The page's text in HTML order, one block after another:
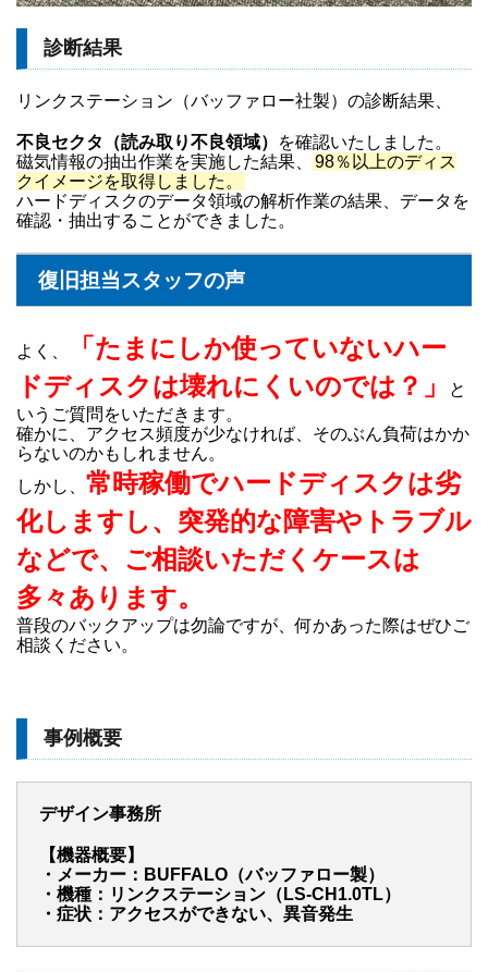
診断結果
リンクステーション（バッファロー社製）の診断結果、
不良セクタ（読み取り不良領域）
を確認いたしました。
磁気情報の抽出作業を実施した結果、
98％以上のディス
クイメージを取得しました。
ハードディスクのデータ領域の解析作業の結果、データを
確認・抽出することができました。
復旧担当スタッフの声
よく、
「たまにしか使っていないハー
ドディスクは壊れにくいのでは？」
と
いうご質問をいただきます。
確かに、アクセス頻度が少なければ、そのぶん負荷はかか
らないのかもしれません。
しかし、 常時稼働でハードディスクは劣
化しますし、突発的な障害やトラブル
などで、ご相談いただくケースは
多々あります。
普段のバックアップは勿論ですが、何かあった際はぜひご
相談ください。
事例概要
デザイン事務所
【機器概要】
・メーカー：BUFFALO（バッファロー製）
・機種：リンクステーション（LS-CH1.0TL）
・症状：アクセスができない、異音発生